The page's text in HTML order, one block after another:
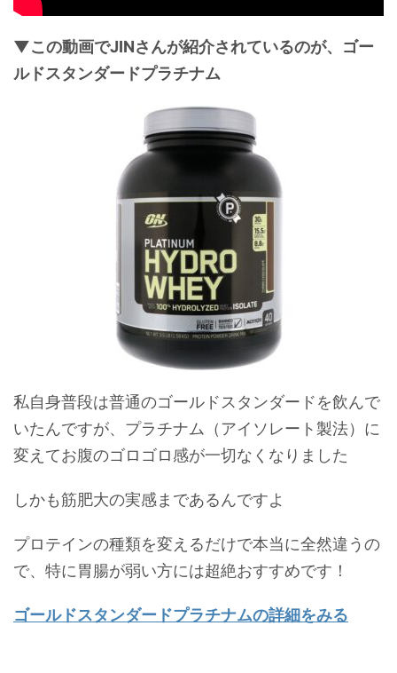
▼この動画でJINさんが紹介されているのが、ゴー
ルドスタンダードプラチナム
私自身普段は普通のゴールドスタンダードを飲んで
いたんですが、プラチナム（アイソレート製法）に
変えてお腹のゴロゴロ感が一切なくなりました
しかも筋肥大の実感まであるんですよ
プロテインの種類を変えるだけで本当に全然違うの
で、特に胃腸が弱い方には超絶おすすめです！
ゴールドスタンダードプラチナムの詳細をみる